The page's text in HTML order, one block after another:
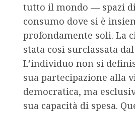
tutto il mondo — spazi
consumo dove si è
profondamente soli. La
stata così surclassata
L’individuo non si
sua partecipazione alla
democratica, ma
sua capacità di spesa.